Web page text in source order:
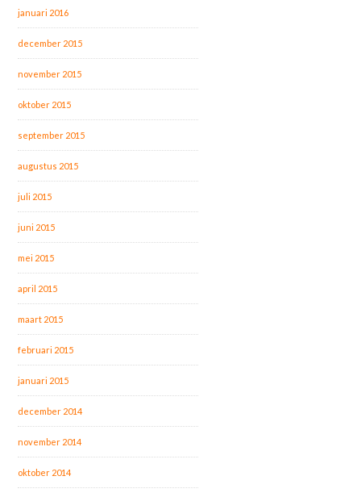
januari 2016
december 2015
november 2015
oktober 2015
september 2015
augustus 2015
juli 2015
juni 2015
mei 2015
april 2015
maart 2015
februari 2015
januari 2015
december 2014
november 2014
oktober 2014